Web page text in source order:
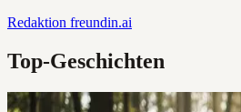
Redaktion freundin.ai
Top-Geschichten